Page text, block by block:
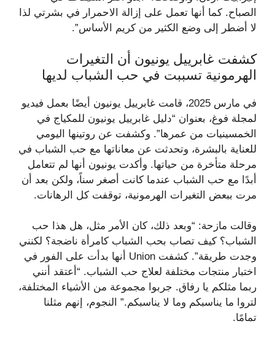
الصباح. كما أنها تعمل على إزالة الاحمرار في بشرتي لذا
لا أضطر إلى وضع الكثير من كريم الأساس”.
كشفت غابرييل يونيون أن التغيرات
الهرمونية تسببت في حب الشباب لديها
في مارس 2025، قامت غابرييل يونيون أيضًا بعمل فيديو
لمجلة فوغ، بعنوان “دليل غابرييل يونيون للمكياج في
الخمسينيات من عمرها”. وكشفت عن روتينها اليومي
للعناية بالبشرة، وتحدثت عن معاناتها مع حب الشباب في
مرحلة متأخرة من حياتها. وأكدت يونيون أنها لم تتعامل
أبدًا مع حب الشباب عندما كانت أصغر سناً، ولكن بعد أن
مرت ببعض التغيرات الهرمونية، توقفت كل الرهانات.
وقالت مازحة: “وبعد ذلك، كان الأمر مثل، هل هذا حب
الشباب؟ كيف تصاب بحب الشباب كامرأة ناضجة؟ لكنني
وجدت طريقة”. كشفت Union أنها بدأت على الفور في
اختبار منتجات مختلفة لعلاج حب الشباب. “أعتقد أنني
ربما مثلكم يا رفاق. جربوا مجموعة من الأشياء المختلفة،
لتروا ما يناسبكم وما لا يناسبكم.” النجوم، إنهم مثلنا
تمامًا.